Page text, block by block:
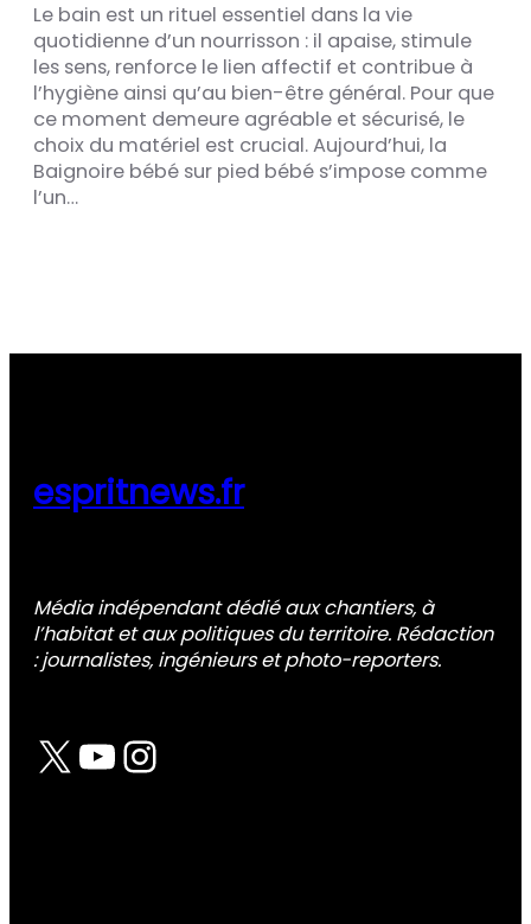
Le bain est un rituel essentiel dans la vie
quotidienne d’un nourrisson : il apaise, stimule
les sens, renforce le lien affectif et contribue à
l’hygiène ainsi qu’au bien-être général. Pour que
ce moment demeure agréable et sécurisé, le
choix du matériel est crucial. Aujourd’hui, la
Baignoire bébé sur pied bébé s’impose comme
l’un…
espritnews.fr
Média indépendant dédié aux chantiers, à
l’habitat et aux politiques du territoire. Rédaction
: journalistes, ingénieurs et photo-reporters.
X YouTube Instagram